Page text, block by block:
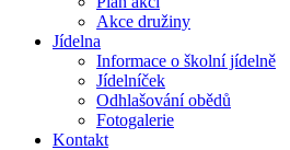
Akce družiny
Jídelna
Informace o školní jídelně
Jídelníček
Odhlašování obědů
Fotogalerie
Kontakt